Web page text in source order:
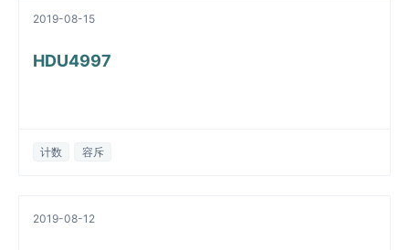
2019-08-15
HDU4997
计数 容斥
2019-08-12